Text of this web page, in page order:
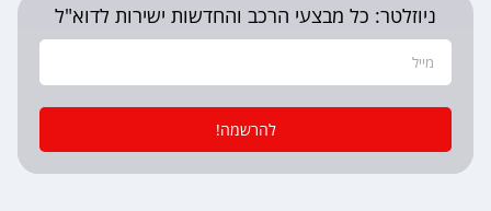
ניוזלטר: כל מבצעי הרכב והחדשות ישירות לדוא"ל
להרשמה!